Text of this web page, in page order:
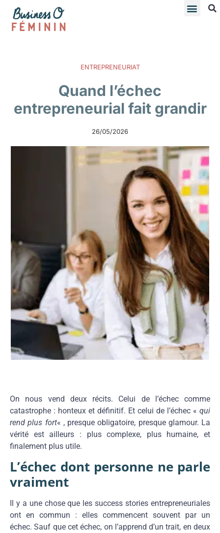
ENTREPRENEURIAT
Quand l’échec
entrepreneurial fait grandir
26/05/2026
On nous vend deux récits. Celui de l’échec comme
catastrophe : honteux et définitif. Et celui de l’échec « qui
rend plus fort« , presque obligatoire, presque glamour. La
vérité est ailleurs : plus complexe, plus humaine, et
finalement plus utile.
L’échec dont personne ne parle
vraiment
Il y a une chose que les success stories entrepreneuriales
ont en commun : elles commencent souvent par un
échec. Sauf que cet échec, on l’apprend d’un trait, en deux